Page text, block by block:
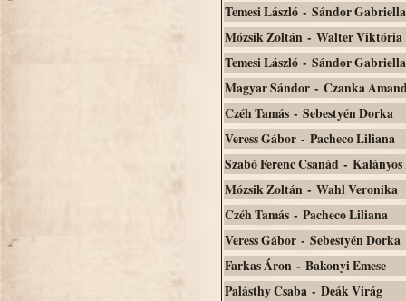
Temesi László - Sándor Gabriella
Mózsik Zoltán - Walter Viktória
Temesi László - Sándor Gabriella
Magyar Sándor - Czanka
Czéh Tamás - Sebestyén Dorka
Veress Gábor - Pacheco Liliana
Szabó Ferenc Csanád -
Mózsik Zoltán - Wahl Veronika
Czéh Tamás - Pacheco Liliana
Veress Gábor - Sebestyén Dorka
Farkas Áron - Bakonyi Emese
Palásthy Csaba - Deák Virág